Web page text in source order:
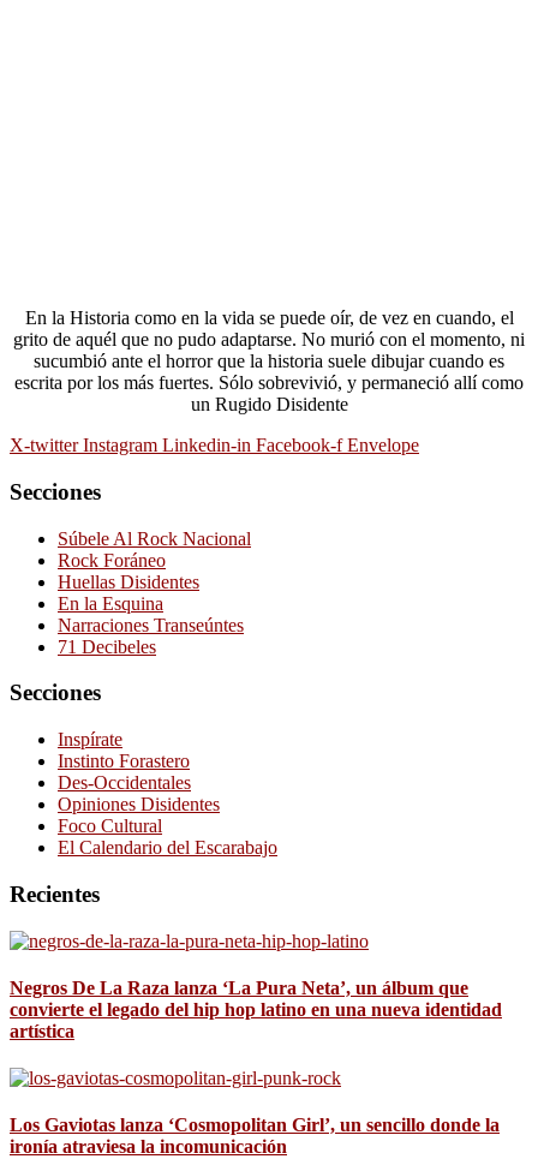
En la Historia como en la vida se puede oír, de vez en cuando, el
grito de aquél que no pudo adaptarse. No murió con el momento, ni
sucumbió ante el horror que la historia suele dibujar cuando es
escrita por los más fuertes. Sólo sobrevivió, y permaneció allí como
un Rugido Disidente
X-twitter Instagram Linkedin-in Facebook-f Envelope
Secciones
Súbele Al Rock Nacional
Rock Foráneo
Huellas Disidentes
En la Esquina
Narraciones Transeúntes
71 Decibeles
Secciones
Inspírate
Instinto Forastero
Des-Occidentales
Opiniones Disidentes
Foco Cultural
El Calendario del Escarabajo
Recientes
Negros De La Raza lanza ‘La Pura Neta’, un álbum que
convierte el legado del hip hop latino en una nueva identidad
artística
Los Gaviotas lanza ‘Cosmopolitan Girl’, un sencillo donde la
ironía atraviesa la incomunicación